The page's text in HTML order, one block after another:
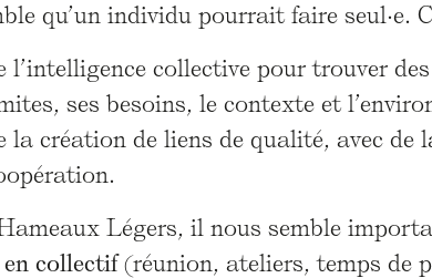
qu’un individu pourrait faire seul·e.
l’intelligence collective pour trouver
ses besoins, le contexte et
la création de liens de qualité, avec
Légers, il nous semble
en collectif(réunion, ateliers, temps de